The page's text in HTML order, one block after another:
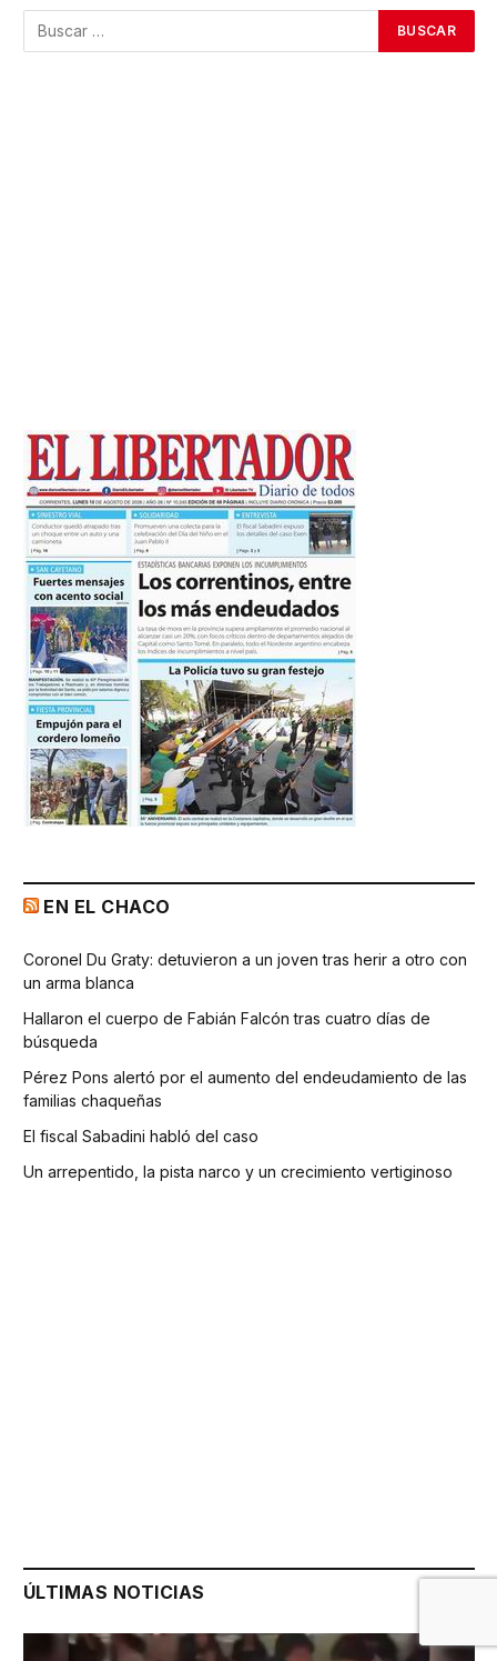
EN EL CHACO
Coronel Du Graty: detuvieron a un joven tras herir a otro con
un arma blanca
Hallaron el cuerpo de Fabián Falcón tras cuatro días de
búsqueda
Pérez Pons alertó por el aumento del endeudamiento de las
familias chaqueñas
El fiscal Sabadini habló del caso
Un arrepentido, la pista narco y un crecimiento vertiginoso
ÚLTIMAS NOTICIAS